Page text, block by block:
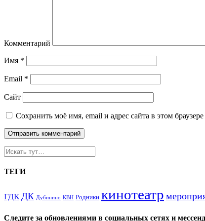
Комментарий
Имя *
Email *
Сайт
Сохранить моё имя, email и адрес сайта в этом
ТЕГИ
ГДК ДК Дубинино КВН Родники кинотеатр
Следите за обновлениями в социальных сетях и